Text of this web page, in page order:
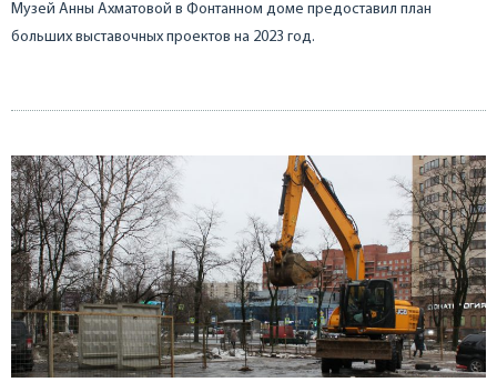
Музей Анны Ахматовой в Фонтанном доме предоставил план
больших выставочных проектов на 2023 год.